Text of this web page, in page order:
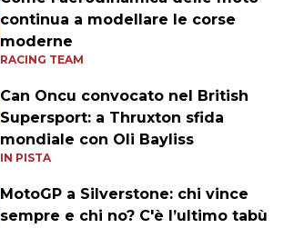
continua a modellare le corse
moderne
RACING TEAM
Can Oncu convocato nel British
Supersport: a Thruxton sfida
mondiale con Oli Bayliss
IN PISTA
MotoGP a Silverstone: chi vince
sempre e chi no? C'è l’ultimo tabù